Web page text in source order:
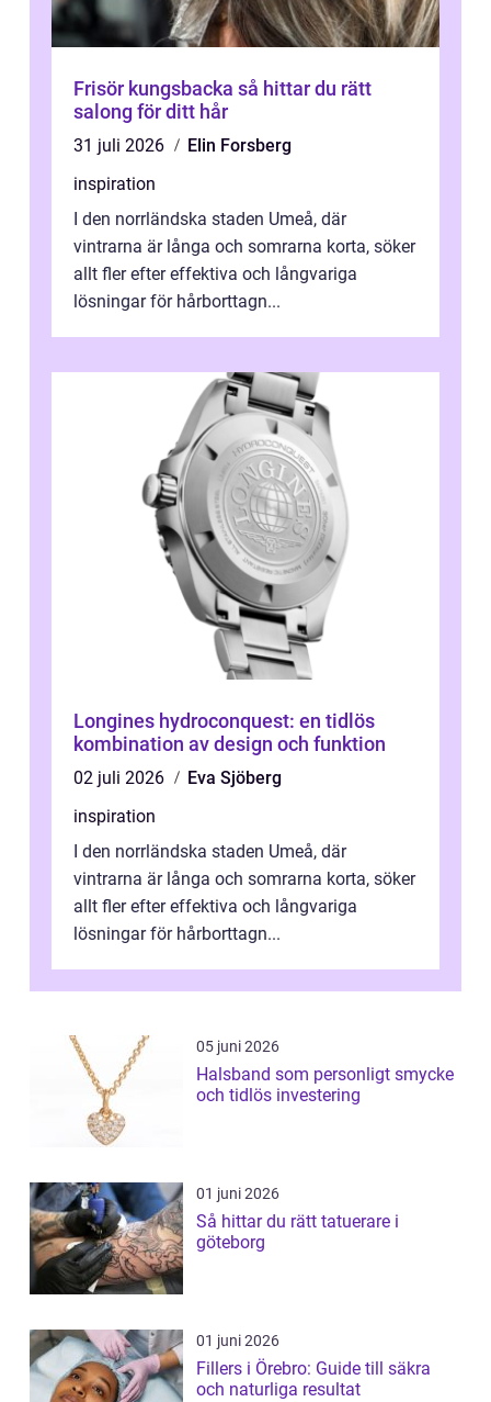
Frisör kungsbacka så hittar du rätt
salong för ditt hår
31 juli 2026
Elin Forsberg
inspiration
I den norrländska staden Umeå, där
vintrarna är långa och somrarna korta, söker
allt fler efter effektiva och långvariga
lösningar för hårborttagn...
Longines hydroconquest: en tidlös
kombination av design och funktion
02 juli 2026
Eva Sjöberg
inspiration
I den norrländska staden Umeå, där
vintrarna är långa och somrarna korta, söker
allt fler efter effektiva och långvariga
lösningar för hårborttagn...
05 juni 2026
Halsband som personligt smycke
och tidlös investering
01 juni 2026
Så hittar du rätt tatuerare i
göteborg
01 juni 2026
Fillers i Örebro: Guide till säkra
och naturliga resultat